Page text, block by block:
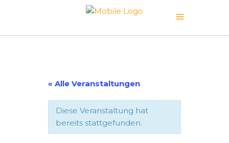
« Alle Veranstaltungen
Diese Veranstaltung hat
bereits stattgefunden.